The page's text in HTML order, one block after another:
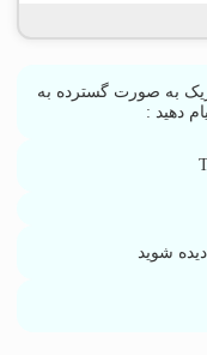
به صورت گسترده به
دهید :
شوید